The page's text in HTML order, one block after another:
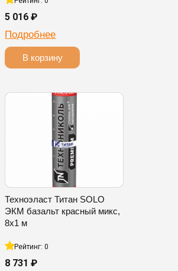
5 016 ₽
Подробнее
В корзину
Техноэласт Титан SOLO
ЭКМ базальт красный микс,
8х1 м
Рейтинг: 0
8 731 ₽